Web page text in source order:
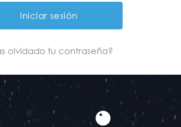
olvidado tu contraseña?